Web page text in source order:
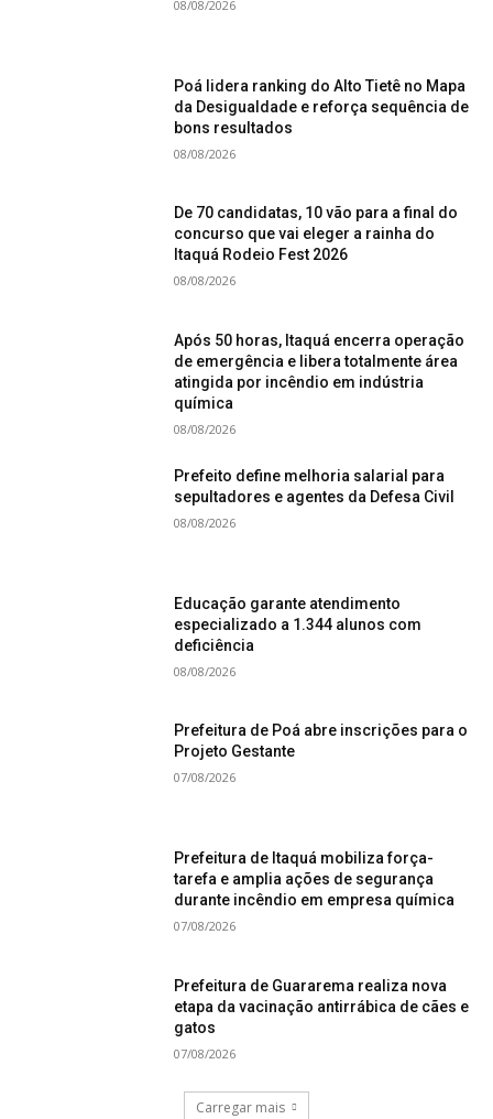
08/08/2026
Poá lidera ranking do Alto Tietê no Mapa
da Desigualdade e reforça sequência de
bons resultados
08/08/2026
De 70 candidatas, 10 vão para a final do
concurso que vai eleger a rainha do
Itaquá Rodeio Fest 2026
08/08/2026
Após 50 horas, Itaquá encerra operação
de emergência e libera totalmente área
atingida por incêndio em indústria
química
08/08/2026
Prefeito define melhoria salarial para
sepultadores e agentes da Defesa Civil
08/08/2026
Educação garante atendimento
especializado a 1.344 alunos com
deficiência
08/08/2026
Prefeitura de Poá abre inscrições para o
Projeto Gestante
07/08/2026
Prefeitura de Itaquá mobiliza força-
tarefa e amplia ações de segurança
durante incêndio em empresa química
07/08/2026
Prefeitura de Guararema realiza nova
etapa da vacinação antirrábica de cães e
gatos
07/08/2026
Carregar mais